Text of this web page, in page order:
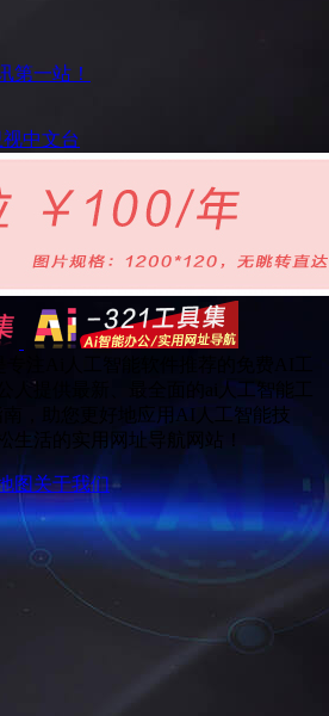
第一站！
中文台
专注Ai人工智能软件推荐的免费AI工
人提供最新、最全面的ai人工智能工
南，助您更好地应用AI人工智能技
生活的实用网址导航网站！
图关于我们